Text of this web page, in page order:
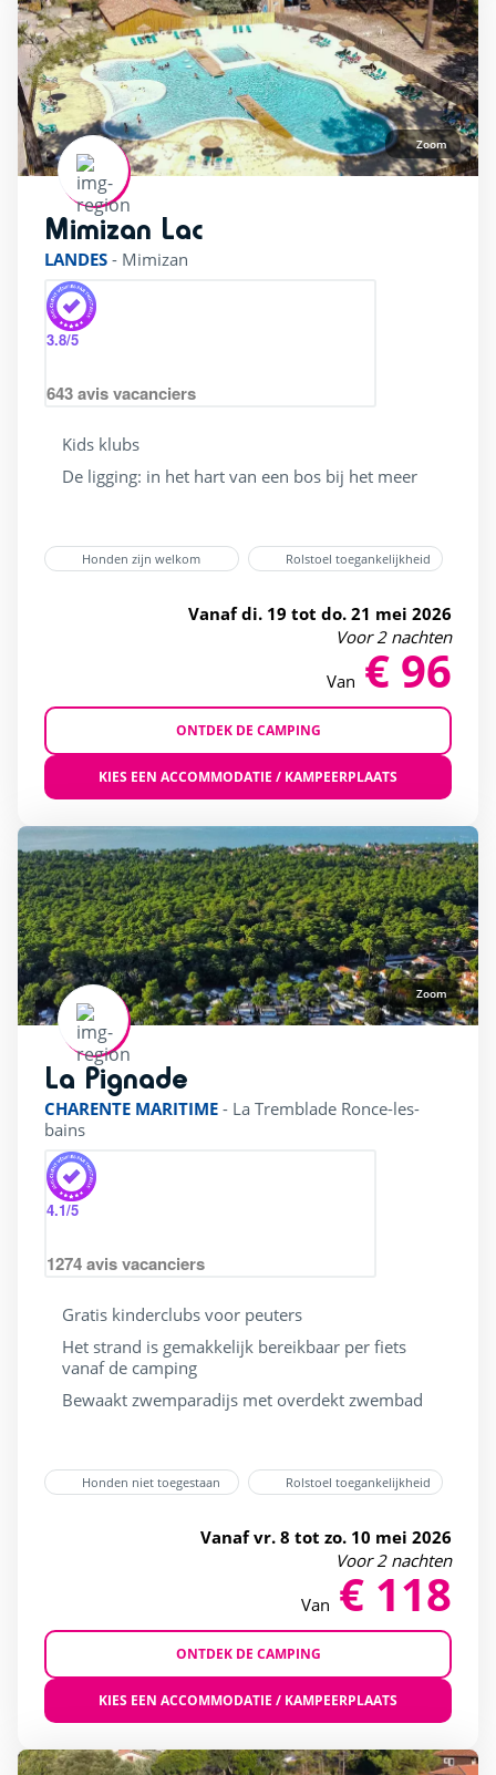
Stacaravan(28)
Supermarkt(28)
Ticketverkoop(16)
Wellness & spa ruimte(12)
Wifi(28)
Zondag tot zondag verblijf
Waterpark
Privé strand
Splashzone / waterspelen(24)
Waterglijbaan(28)
Zoom
Mimizan Lac
LANDES - Mimizan
3.8/5
643avis vacanciers
Kids klubs
De ligging: in het hart van een bos bij het meer
Honden zijn welkom Rolstoel toegankelijkheid
Vanaf di. 19 tot do. 21 mei 2026
Voor 2 nachten
Van € 96
ONTDEK DE CAMPING
KIES EEN ACCOMMODATIE / KAMPEERPLAATS
Zoom
La Pignade
CHARENTE MARITIME - La Tremblade Ronce-les-
bains
4.1/5
1274avis vacanciers
Gratis kinderclubs voor peuters
Het strand is gemakkelijk bereikbaar per fiets
vanaf de camping
Bewaakt zwemparadijs met overdekt zwembad
Honden niet toegestaan Rolstoel toegankelijkheid
Vanaf vr. 8 tot zo. 10 mei 2026
Voor 2 nachten
Van € 118
ONTDEK DE CAMPING
KIES EEN ACCOMMODATIE / KAMPEERPLAATS